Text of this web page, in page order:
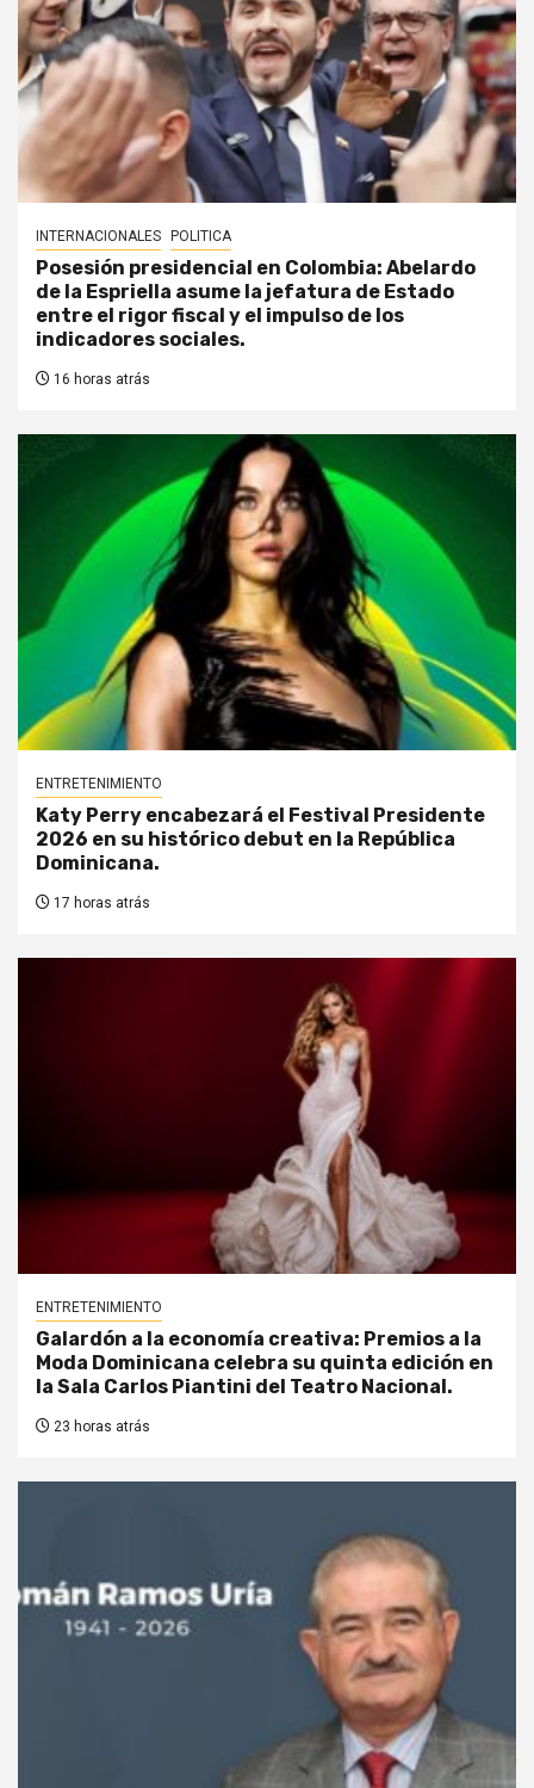
INTERNACIONALES POLITICA
Posesión presidencial en Colombia: Abelardo
de la Espriella asume la jefatura de Estado
entre el rigor fiscal y el impulso de los
indicadores sociales.
16 horas atrás
ENTRETENIMIENTO
Katy Perry encabezará el Festival Presidente
2026 en su histórico debut en la República
Dominicana.
17 horas atrás
ENTRETENIMIENTO
Galardón a la economía creativa: Premios a la
Moda Dominicana celebra su quinta edición en
la Sala Carlos Piantini del Teatro Nacional.
23 horas atrás